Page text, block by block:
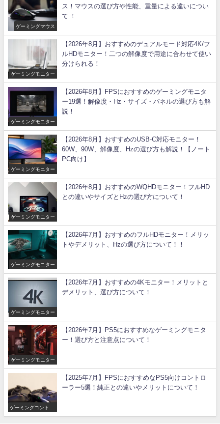
ゲーミングマウス
ス！マウスの選び方や性能、重量による違いについ
て ！
ゲーミングモニター
【2026年8月】おすすめのデュアルモード対応4K/フ
ルHDモニター！二つの解像度で用途に合わせて使い
分けられる！
ゲーミングモニター
【2026年8月】FPSにおすすめのゲーミングモニタ
ー19選！解像度・Hz・サイズ・パネルの選び方も解
説！
ゲーミングモニター
【2026年8月】おすすめのUSB-C対応モニター！
60W、90W、解像度、Hzの選び方も解説！【ノート
PC向け】
ゲーミングモニター
【2026年8月】おすすめのWQHDモニター！フルHD
との違いやサイズとHzの選び方について！
ゲーミングモニター
【2026年7月】おすすめのフルHDモニター！メリッ
トやデメリット、Hzの選び方について！！
ゲーミングモニター
【2026年7月】おすすめの4Kモニター！メリットと
デメリット、選び方について！
ゲーミングモニター
【2026年7月】PS5におすすめなゲーミングモニタ
ー！選び方と注意点について！
ゲーミングコントロ
【2025年7月】FPSにおすすめなPS5向けコントロ
ーラー5選！純正との違いやメリットについて！